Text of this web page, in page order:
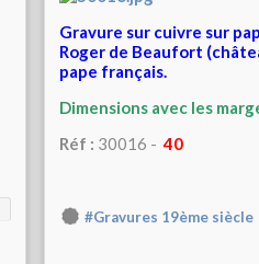
Gravure sur cuivre sur
Roger de Beaufort
pape français.
Dimensions avec les
Réf : 30016 -40
#Gravures 19ème siècle